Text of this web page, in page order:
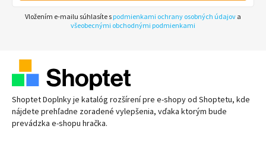
Vložením e-mailu súhlasíte s podmienkami ochrany osobných údajov a
všeobecnými obchodnými podmienkami
Shoptet Doplnky je katalóg rozšírení pre e-shopyod Shoptetu, kde
nájdete prehľadne zoradené vylepšenia, vďaka ktorým bude
prevádzka e-shopu hračka.